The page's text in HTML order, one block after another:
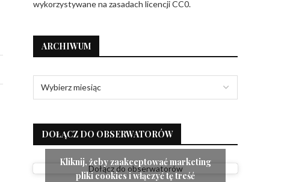
wykorzystywane na zasadach licencji CC0.
ARCHIWUM
DOŁĄCZ DO OBSERWATORÓW
Dołącz do obserwatorów
Kliknij, żeby zaakceptować marketing
pliki cookies i włączyć tę treść